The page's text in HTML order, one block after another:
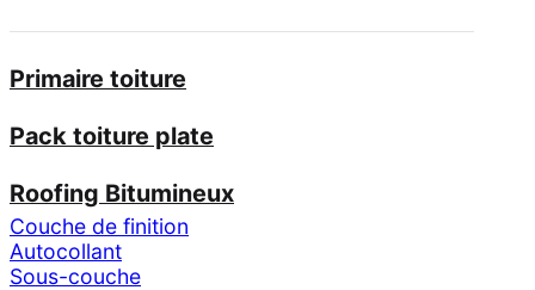
Primaire toiture
Pack toiture plate
Roofing Bitumineux
Couche de finition
Autocollant
Sous-couche